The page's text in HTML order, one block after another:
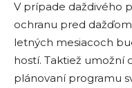
V prípade daždivého
ochranu pred
letných mesiacoch
hostí. Taktiež umožní
plánovaní programu